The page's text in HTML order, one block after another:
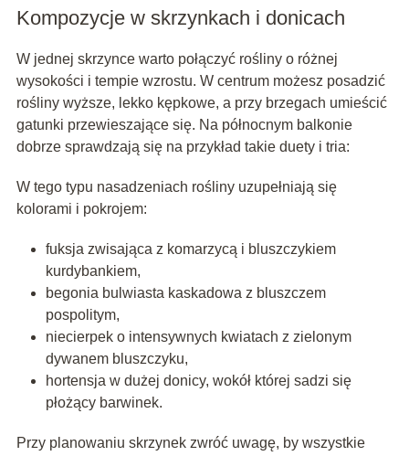
Kompozycje w skrzynkach i donicach
W jednej skrzynce warto połączyć rośliny o różnej
wysokości i tempie wzrostu. W centrum możesz posadzić
rośliny wyższe, lekko kępkowe, a przy brzegach umieścić
gatunki przewieszające się. Na północnym balkonie
dobrze sprawdzają się na przykład takie duety i tria:
W tego typu nasadzeniach rośliny uzupełniają się
kolorami i pokrojem:
fuksja zwisająca z komarzycą i bluszczykiem
kurdybankiem,
begonia bulwiasta kaskadowa z bluszczem
pospolitym,
niecierpek o intensywnych kwiatach z zielonym
dywanem bluszczyku,
hortensja w dużej donicy, wokół której sadzi się
płożący barwinek.
Przy planowaniu skrzynek zwróć uwagę, by wszystkie